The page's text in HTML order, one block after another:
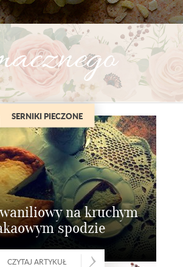
SERNIKI PIECZONE
na kruchym
spodzie
CZYTAJ ARTYKUŁ